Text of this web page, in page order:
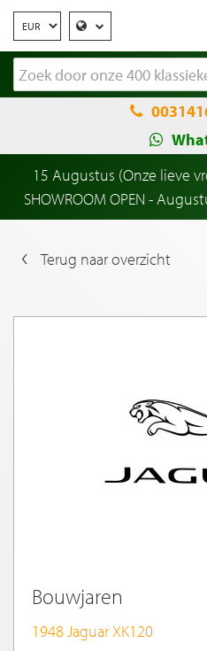
15 Augustus (Onze lieve
SHOWROOM OPEN -
Terug naar overzicht
Bouwjaren
1948 Jaguar XK120